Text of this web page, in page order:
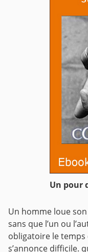
Un pour
Un homme loue
sans que l’un ou
obligatoire le
s’annonce difficile.